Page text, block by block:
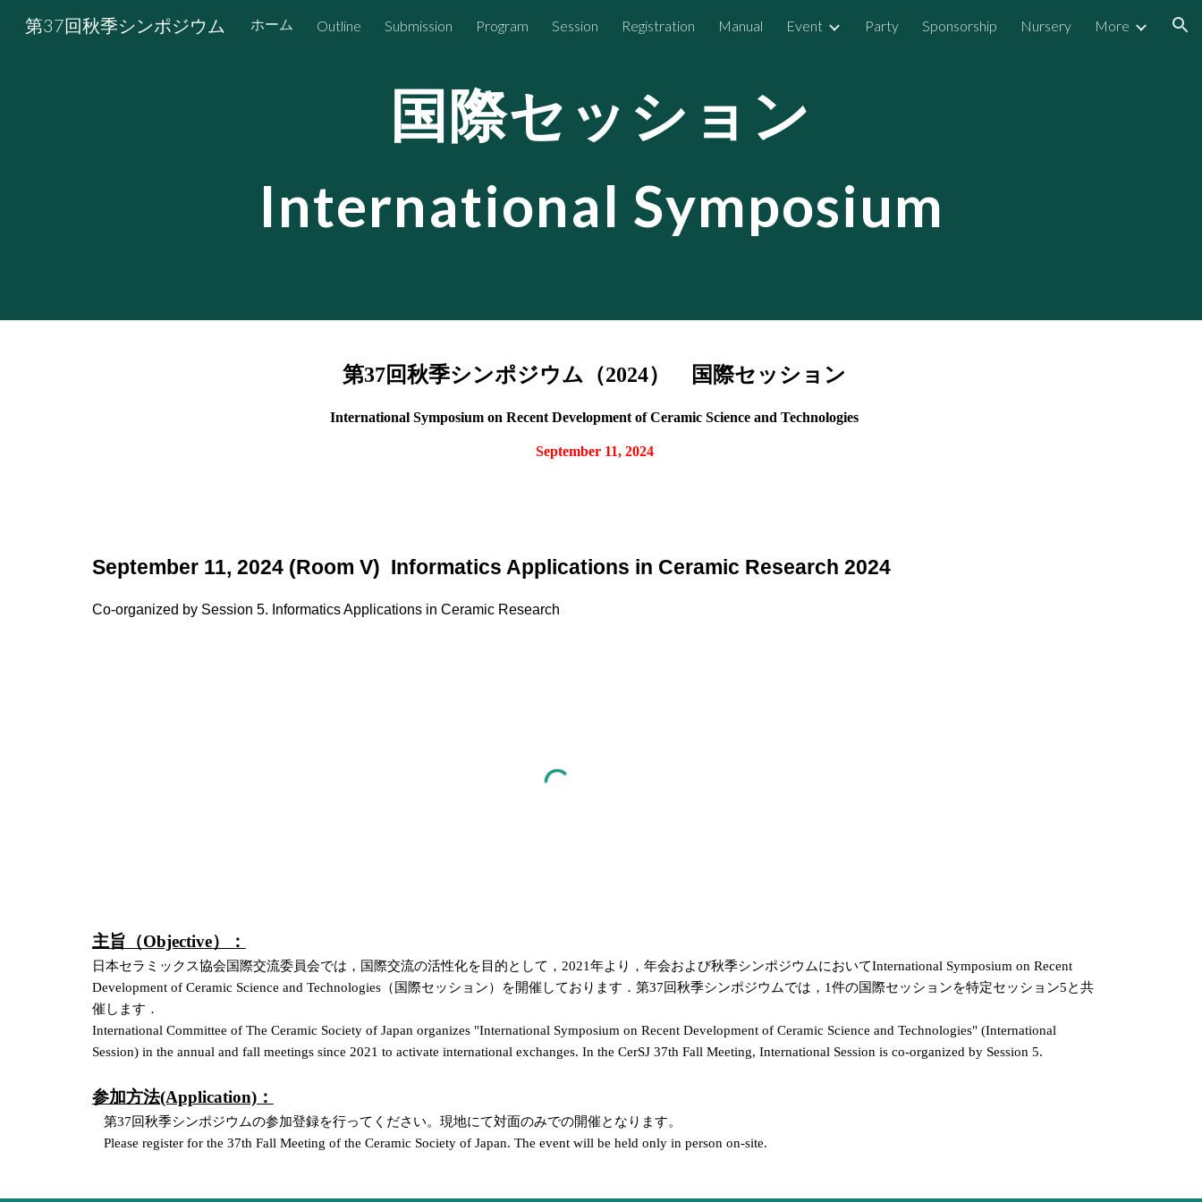
Skip to main content Skip to navigation
第37回秋季シンポジウム ホーム Outline Submission Program Session Registration Manual Event Party Sponsorship Nursery More
国際セッション
International Symposium
第37回秋季シンポジウム（2024） 国際セッション
International Symposium on Recent Development of Ceramic Science and Technologies
September 11, 2024
September 11, 2024 (Room V) Informatics Applications in Ceramic Research 2024
Co-organized by Session 5. Informatics Applications in Ceramic Research
主旨（Objective）：
日本セラミックス協会国際交流委員会では，国際交流の活性化を目的として，2021年より，年会および秋季シンポジウムにおいてInternational Symposium on Recent
Development of Ceramic Science and Technologies（国際セッション）を開催しております．第37回秋季シンポジウムでは，1件の国際セッションを特定セッション5と共
催します．
International Committee of The Ceramic Society of Japan organizes "International Symposium on Recent Development of Ceramic Science and Technologies" (International
Session) in the annual and fall meetings since 2021 to activate international exchanges. In the CerSJ 37th Fall Meeting, International Session is co-organized by Session 5.
参加方法(Application)：
第37回秋季シンポジウムの参加登録を行ってください。現地にて対面のみでの開催となります。
Please register for the 37th Fall Meeting of the Ceramic Society of Japan. The event will be held only in person on-site.